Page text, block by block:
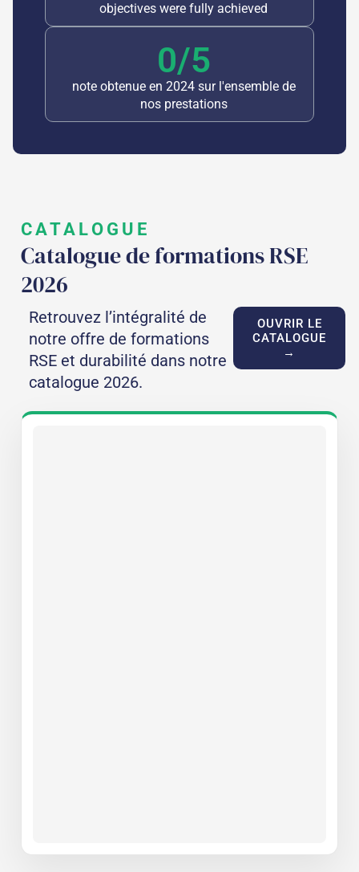
objectives were fully achieved
note obtenue en 2024 sur l'ensemble de
nos prestations
0/5
CATALOGUE
Catalogue de formations RSE
2026
Retrouvez l’intégralité de
notre offre de formations
RSE et durabilité dans notre
catalogue 2026.
OUVRIR LE
CATALOGUE
→